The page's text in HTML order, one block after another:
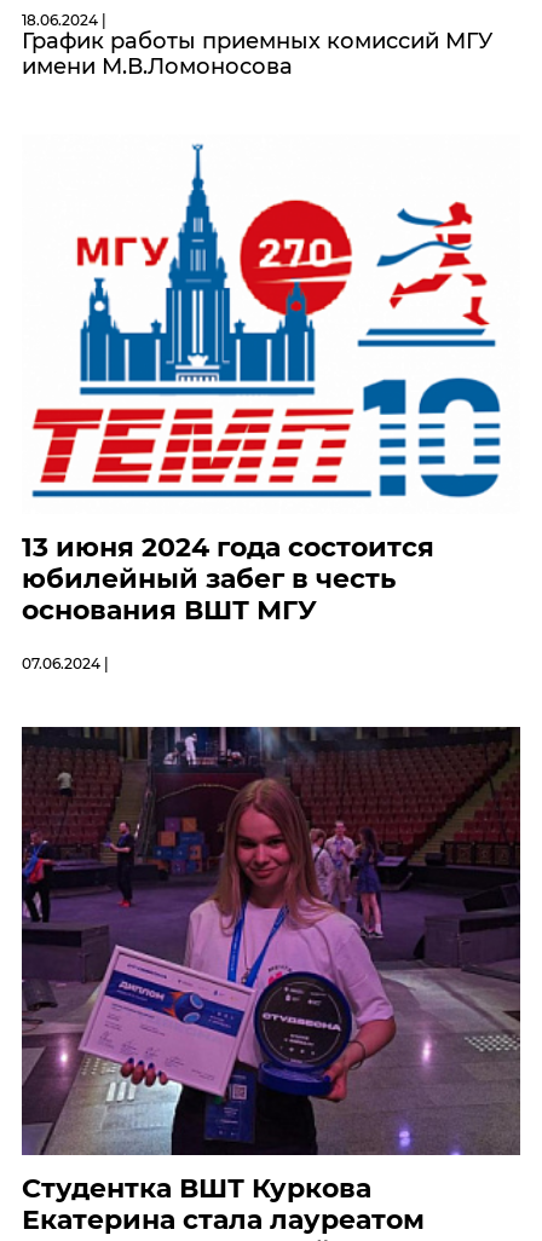
18.06.2024 |
График работы приемных комиссий МГУ
имени М.В.Ломоносова
13 июня 2024 года состоится
юбилейный забег в честь
основания ВШТ МГУ
07.06.2024 |
Студентка ВШТ Куркова
Екатерина стала лауреатом